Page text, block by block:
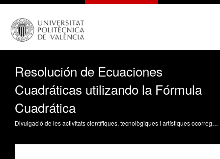
Resolución de Ecuaciones
Cuadráticas utilizando la Fórmula
Cuadrática
Divulgació de les activitats científiques, tecnològiques i artístiques ocorregudes en els tres campus de la UPV